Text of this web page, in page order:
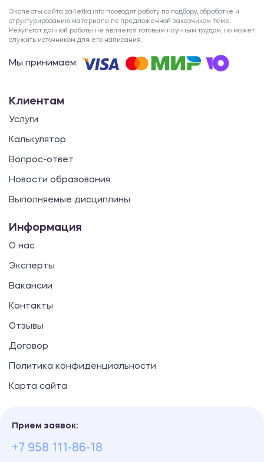
Эксперты сайта za4etka.info проводят работу по подбору, обработке и
структурированию материала по предложенной заказчиком теме.
Результат данной работы не является готовым научным трудом, но может
служить источником для его написания.
Мы принимаем:
Клиентам
Услуги
Калькулятор
Вопрос-ответ
Новости образования
Выполняемые дисциплины
Информация
О нас
Эксперты
Вакансии
Контакты
Отзывы
Договор
Политика конфиденциальности
Карта сайта
Прием заявок:
+7 958 111-86-18